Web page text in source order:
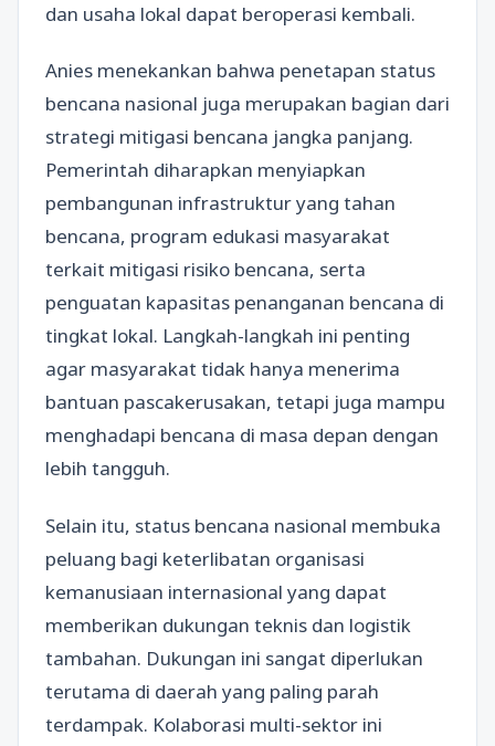
dan usaha lokal dapat beroperasi kembali.
Anies menekankan bahwa penetapan status
bencana nasional juga merupakan bagian dari
strategi mitigasi bencana jangka panjang.
Pemerintah diharapkan menyiapkan
pembangunan infrastruktur yang tahan
bencana, program edukasi masyarakat
terkait mitigasi risiko bencana, serta
penguatan kapasitas penanganan bencana di
tingkat lokal. Langkah-langkah ini penting
agar masyarakat tidak hanya menerima
bantuan pascakerusakan, tetapi juga mampu
menghadapi bencana di masa depan dengan
lebih tangguh.
Selain itu, status bencana nasional membuka
peluang bagi keterlibatan organisasi
kemanusiaan internasional yang dapat
memberikan dukungan teknis dan logistik
tambahan. Dukungan ini sangat diperlukan
terutama di daerah yang paling parah
terdampak. Kolaborasi multi-sektor ini